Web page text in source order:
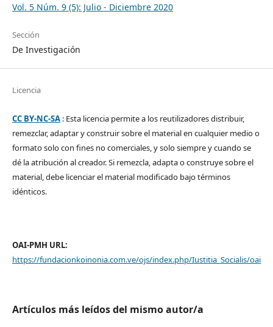
Vol. 5 Núm. 9 (5): Julio - Diciembre 2020
Sección
De Investigación
Licencia
CC BY-NC-SA: Esta licencia permite a los reutilizadores distribuir,
remezclar, adaptar y construir sobre el material en cualquier medio o
formato solo con fines no comerciales, y solo siempre y cuando se
dé la atribución al creador. Si remezcla, adapta o construye sobre el
material, debe licenciar el material modificado bajo términos
idénticos.
OAI-PMH URL:
https://fundacionkoinonia.com.ve/ojs/index.php/Iustitia_Socialis/oai
Artículos más leídos del mismo autor/a